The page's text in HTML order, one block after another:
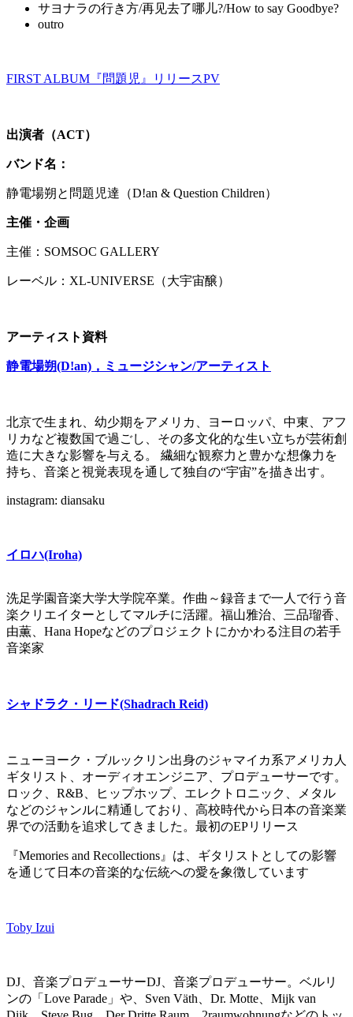
サヨナラの行き方/再见去了哪儿?/How to say Goodbye?
outro
FIRST ALBUM『問題児』リリースPV
出演者（ACT）
バンド名：
静電場朔と問題児達（D!an & Question Children）
主催・企画
主催：SOMSOC GALLERY
レーベル：XL-UNIVERSE（大宇宙醸）
アーティスト資料
静電場朔(D!an)，ミュージシャン/アーティスト
北京で生まれ、幼少期をアメリカ、ヨーロッパ、中東、アフ
リカなど複数国で過ごし、その多文化的な生い立ちが芸術創
造に大きな影響を与える。 繊細な観察力と豊かな想像力を
持ち、音楽と視覚表現を通して独自の“宇宙”を描き出す。
instagram: diansaku
イロハ(Iroha)
洗足学園音楽大学大学院卒業。作曲～録音まで一人で行う音
楽クリエイターとしてマルチに活躍。福山雅治、三品瑠香、
由薫、Hana Hopeなどのプロジェクトにかかわる注目の若手
音楽家
シャドラク・リード(Shadrach Reid)
ニューヨーク・ブルックリン出身のジャマイカ系アメリカ人
ギタリスト、オーディオエンジニア、プロデューサーです。
ロック、R&B、ヒップホップ、エレクトロニック、メタル
などのジャンルに精通しており、高校時代から日本の音楽業
界での活動を追求してきました。最初のEPリリース
『Memories and Recollections』は、ギタリストとしての影響
を通じて日本の音楽的な伝統への愛を象徴しています
Toby Izui
DJ、音楽プロデューサーDJ、音楽プロデューサー。ベルリ
ンの「Love Parade」や、Sven Väth、Dr. Motte、Mijk van